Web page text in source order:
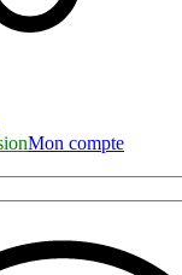
Mon compte